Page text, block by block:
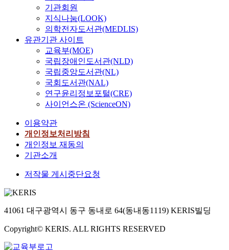
기관회원
지식나눔(LOOK)
의학전자도서관(MEDLIS)
유관기관 사이트
교육부(MOE)
국립장애인도서관(NLD)
국립중앙도서관(NL)
국회도서관(NAL)
연구윤리정보포털(CRE)
사이언스온 (ScienceON)
이용약관
개인정보처리방침
개인정보 재동의
기관소개
저작물 게시중단요청
41061 대구광역시 동구 동내로 64(동내동1119) KERIS빌딩
Copyright© KERIS. ALL RIGHTS RESERVED